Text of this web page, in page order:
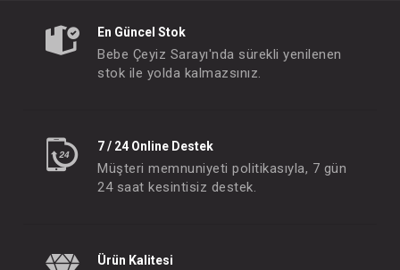
En Güncel Stok
Bebe Çeyiz Sarayı'nda sürekli yenilenen
stok ile yolda kalmazsınız.
7 / 24 Online Destek
Müşteri memnuniyeti politikasıyla, 7 gün
24 saat kesintisiz destek.
Ürün Kalitesi